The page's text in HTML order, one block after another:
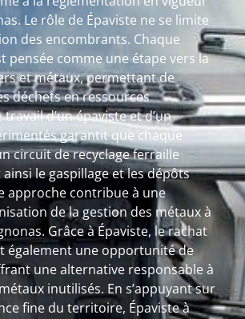
Le rôle de Épaviste ne se limite
des encombrants. Chaque
pensée comme une étape vers la
et métaux, permettant de
déchets en ressources
d’un épaviste et d’un
garantit que chaque
circuit de recyclage ferraille
le gaspillage et les dépôts
approche contribue à une
de la gestion des métaux à
Grâce à Épaviste, le rachat
également une opportunité de
une alternative responsable à
inutilisés. En s’appuyant sur
fine du territoire, Épaviste à